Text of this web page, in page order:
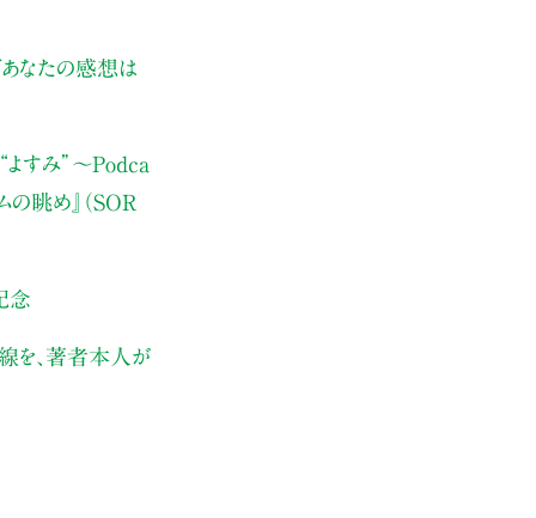
あなたの感想は
すみ” 〜Podca
の眺め』（SOR
念
を、著者本人が